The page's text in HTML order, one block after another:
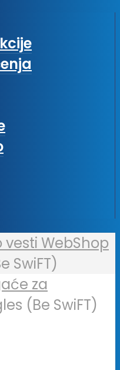
WebShop
SwiFT)
za
(Be SwiFT)